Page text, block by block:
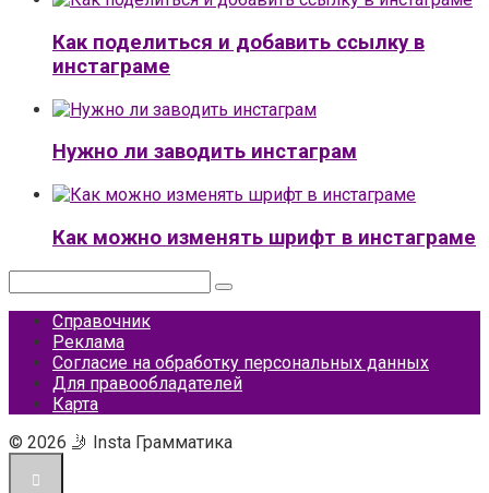
Как поделиться и добавить ссылку в
инстаграме
Нужно ли заводить инстаграм
Как можно изменять шрифт в инстаграме
Справочник
Реклама
Согласие на обработку персональных данных
Для правообладателей
Карта
© 2026 🤳 Insta Грамматика